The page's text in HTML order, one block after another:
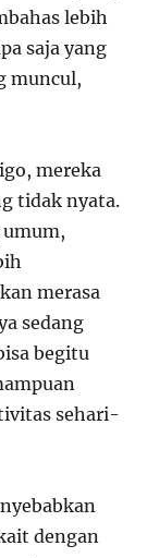
lebih
saja yang
muncul,
mereka
tidak nyata.
umum,
merasa
sedang
begitu
sehari-
dengan